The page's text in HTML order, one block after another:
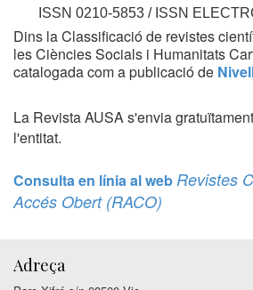
ISSN 0210-5853 / ISSN
Dins la Classificació de revistes
les Ciències Socials i Humanitats
catalogada com a publicació de
La Revista AUSA s'envia
l'entitat.
Consulta en línia al web Revistes
Accés Obert (RACO)
Adreça